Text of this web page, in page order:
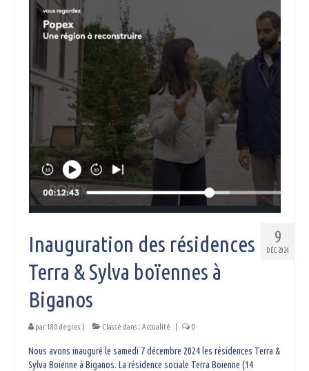
9
DÉC 2024
Inauguration des résidences
Terra & Sylva boïennes à
Biganos
par 180 degres Classé dans : Actualité 0
Nous avons inauguré le samedi 7 décembre 2024 les résidences Terra &
Sylva Boïenne à Biganos. La résidence sociale Terra Boïenne (14